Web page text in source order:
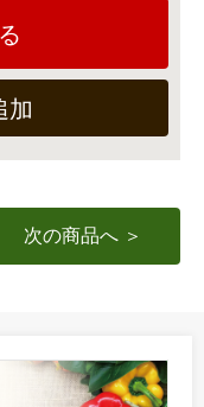
加
次の商品へ ＞